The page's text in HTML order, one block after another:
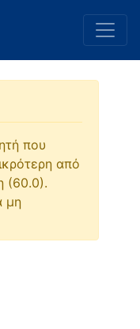
που
από
(60.0).
μη